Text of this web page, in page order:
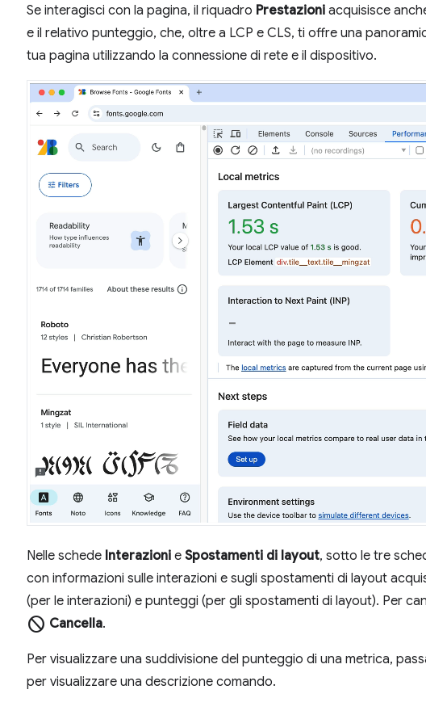
Se interagisci con la pagina, il riquadro Prestazioni acquisisce
e il relativo punteggio, che, oltre a LCP e CLS, ti offre una
tua pagina utilizzando la connessione di rete e il dispositivo.
Nelle schede Interazioni e Spostamenti di layout, sotto le tre
con informazioni sulle interazioni e sugli spostamenti di layout
(per le interazioni) e punteggi (per gli spostamenti di layout). Per
block Cancella.
Per visualizzare una suddivisione del punteggio di una metrica,
per visualizzare una descrizione comando.